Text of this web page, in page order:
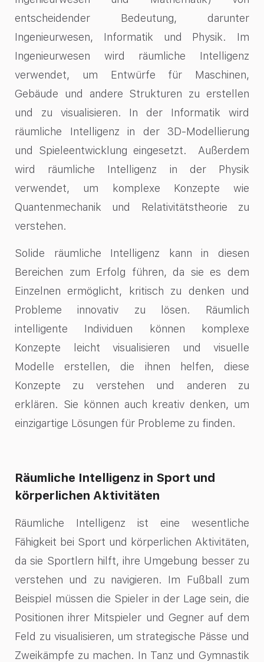
entscheidender Bedeutung, darunter
Ingenieurwesen, Informatik und Physik. Im
Ingenieurwesen wird räumliche Intelligenz
verwendet, um Entwürfe für Maschinen,
Gebäude und andere Strukturen zu erstellen
und zu visualisieren. In der Informatik wird
räumliche Intelligenz in der 3D-Modellierung
und Spieleentwicklung eingesetzt. Außerdem
wird räumliche Intelligenz in der Physik
verwendet, um komplexe Konzepte wie
Quantenmechanik und Relativitätstheorie zu
verstehen.
Solide räumliche Intelligenz kann in diesen
Bereichen zum Erfolg führen, da sie es dem
Einzelnen ermöglicht, kritisch zu denken und
Probleme innovativ zu lösen. Räumlich
intelligente Individuen können komplexe
Konzepte leicht visualisieren und visuelle
Modelle erstellen, die ihnen helfen, diese
Konzepte zu verstehen und anderen zu
erklären. Sie können auch kreativ denken, um
einzigartige Lösungen für Probleme zu finden.
Räumliche Intelligenz in Sport und
körperlichen Aktivitäten
Räumliche Intelligenz ist eine wesentliche
Fähigkeit bei Sport und körperlichen Aktivitäten,
da sie Sportlern hilft, ihre Umgebung besser zu
verstehen und zu navigieren. Im Fußball zum
Beispiel müssen die Spieler in der Lage sein, die
Positionen ihrer Mitspieler und Gegner auf dem
Feld zu visualisieren, um strategische Pässe und
Zweikämpfe zu machen. In Tanz und Gymnastik